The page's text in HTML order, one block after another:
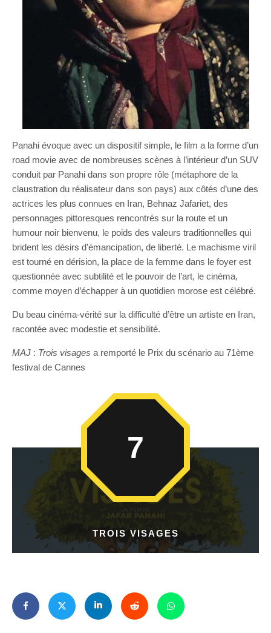
Panahi évoque avec un dispositif simple, le film a la forme d’un
road movie avec de nombreuses scènes à l’intérieur d’un SUV
conduit par Panahi dans son propre rôle (métaphore de la
claustration du réalisateur dans son pays) aux côtés d’une des
actrices les plus connues en Iran, Behnaz Jafariet, des
personnages pittoresques rencontrés sur la route et un
humour noir bienvenu, le poids des valeurs traditionnelles qui
brident les désirs d’émancipation, de liberté. Le machisme viril
est tourné en dérision, la place de la femme dans le foyer est
questionnée avec subtilité et le pouvoir de l’art, le cinéma,
comme moyen d’échapper à un quotidien morose est célébré.
Du beau cinéma-vérité sur la difficulté d’être un artiste en Iran,
racontée avec modestie et sensibilité.
MAJ : Trois visages a remporté le Prix du scénario au 71ème
festival de Cannes
TROIS VISAGES
7